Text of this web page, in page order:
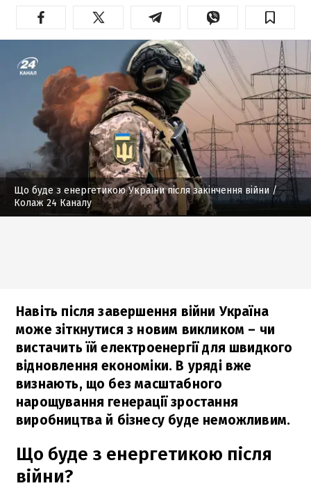
Що буде з енергетикою України після закінчення війни /
Колаж 24 Каналу
Навіть після завершення війни Україна
може зіткнутися з новим викликом – чи
вистачить їй електроенергії для швидкого
відновлення економіки. В уряді вже
визнають, що без масштабного
нарощування генерації зростання
виробництва й бізнесу буде неможливим.
Що буде з енергетикою після
війни?